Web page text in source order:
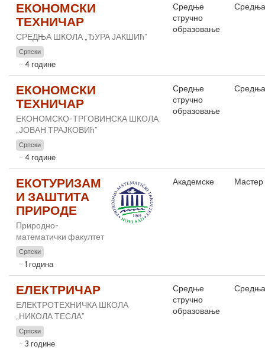
ЕКОНОМСКИ
ТЕХНИЧАР
СРЕДЊА ШКОЛА „ЂУРА ЈАКШИћ”
Српски
4 године
Средње
стручно
образовање
ЕКОНОМСКИ
ТЕХНИЧАР
ЕКОНОМСКО-ТРГОВИНСКА ШКОЛА
„ЈОВАН ТРАЈКОВИћ”
Српски
4 године
Средње
стручно
образовање
ЕКОТУРИЗАМ
И ЗАШТИТА
ПРИРОДЕ
Природно-
математички факултет
Српски
1 година
Академске Мастер
ЕЛЕКТРИЧАР
ЕЛЕКТРОТЕХНИЧКА ШКОЛА
„НИКОЛА ТЕСЛА”
Српски
3 године
Средње
стручно
образовање